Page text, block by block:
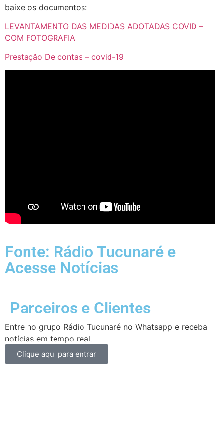
baixe os documentos:
LEVANTAMENTO DAS MEDIDAS ADOTADAS COVID –
COM FOTOGRAFIA
Prestação De contas – covid-19
Fonte: Rádio Tucunaré e
Acesse Notícias
Parceiros e Clientes
Entre no grupo Rádio Tucunaré no Whatsapp e receba
notícias em tempo real.
Clique aqui para entrar